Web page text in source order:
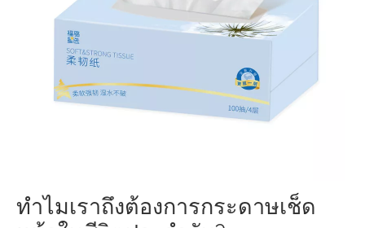
ทำไมเราถึงต้องการกระดาษเช็ด